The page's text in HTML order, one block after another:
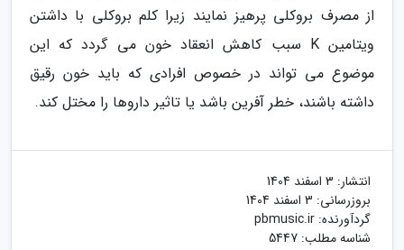
از مصرف بروکلی پرهیز نمایند زیرا کلم بروکلی با داشتن
ویتامین K سبب کاهش انعقاد خون می گردد که این
موضوع می تواند در خصوص افرادی که باید خون رقیق
داشته باشند، خطر آفرین باشد یا تاثیر داروها را مختل کند.
انتشار: 3 اسفند 1404
بروزرسانی: 3 اسفند 1404
گردآورنده: pbmusic.ir
شناسه مطلب: 5447